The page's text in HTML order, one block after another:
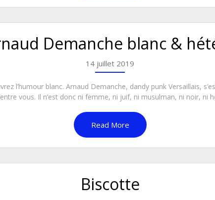
Demanche blanc &
14 juillet 2019
l’humour blanc. Arnaud Demanche, dandy punk Versaillais,
vous. Il n’est donc ni femme, ni juif, ni musulman, ni noir, ni
Read More
Biscotte